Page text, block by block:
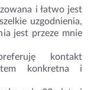
i łatwo jest
uzgodnienia,
jest przeze mnie
kontakt
konkretna i